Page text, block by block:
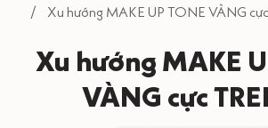
Xu hướng MAKE UP TONE VÀNG
Xu hướng MAKE
VÀNG cực